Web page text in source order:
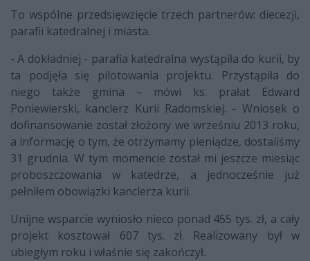
To wspólne przedsięwzięcie trzech partnerów: diecezji,
parafii katedralnej i miasta.
- A dokładniej - parafia katedralna wystąpiła do kurii, by
ta podjęła się pilotowania projektu. Przystąpiła do
niego także gmina – mówi ks. prałat Edward
Poniewierski, kanclerz Kurii Radomskiej. - Wniosek o
dofinansowanie został złożony we wrześniu 2013 roku,
a informację o tym, że otrzymamy pieniądze, dostaliśmy
31 grudnia. W tym momencie został mi jeszcze miesiąc
proboszczowania w katedrze, a jednocześnie już
pełniłem obowiązki kanclerza kurii.
Unijne wsparcie wyniosło nieco ponad 455 tys. zł, a cały
projekt kosztował 607 tys. zł. Realizowany był w
ubiegłym roku i właśnie się zakończył.